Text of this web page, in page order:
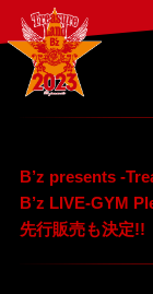
B’z presents -
B’z LIVE-GYM
先行販売も決定!!